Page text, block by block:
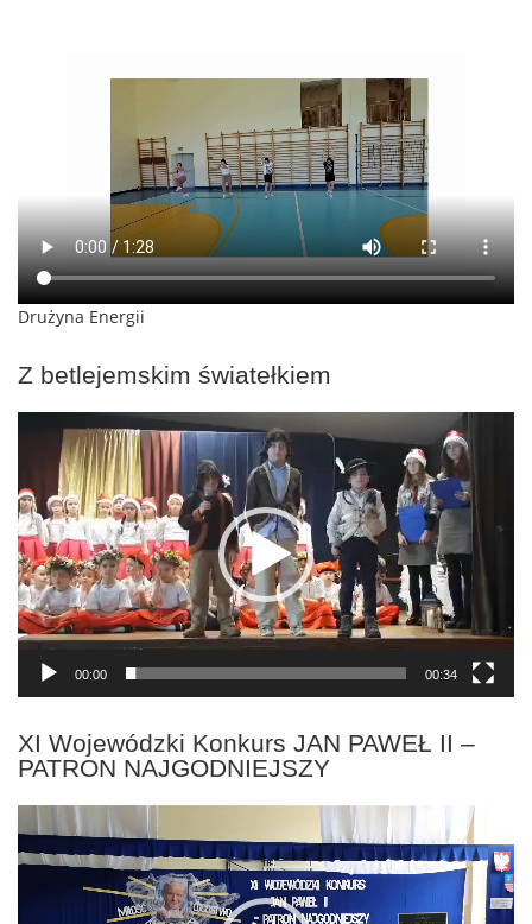
Drużyna Energii
Z betlejemskim światełkiem
Odtwarzacz
00:00 00:34
XI Wojewódzki Konkurs JAN PAWEŁ II –
PATRON NAJGODNIEJSZY
Odtwarzacz
video